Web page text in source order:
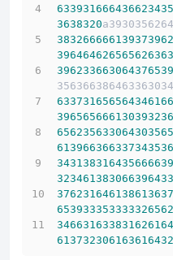
3638320